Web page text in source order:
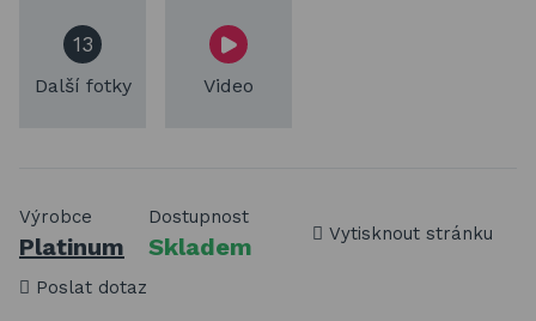
13
Další fotky Video
Výrobce
Platinum
Dostupnost
Skladem Vytisknout stránku
Poslat dotaz